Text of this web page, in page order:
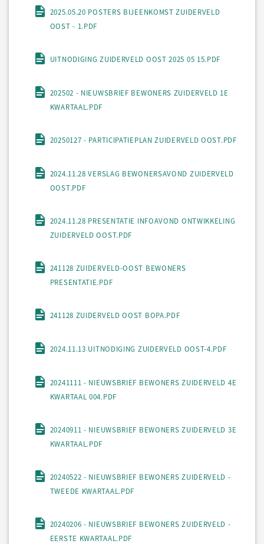
2025.05.20 POSTERS BIJEENKOMST ZUIDERVELD
OOST - 1.PDF
UITNODIGING ZUIDERVELD OOST 2025 05 15.PDF
202502 - NIEUWSBRIEF BEWONERS ZUIDERVELD 1E
KWARTAAL.PDF
20250127 - PARTICIPATIEPLAN ZUIDERVELD OOST.PDF
2024.11.28 VERSLAG BEWONERSAVOND ZUIDERVELD
OOST.PDF
2024.11.28 PRESENTATIE INFOAVOND ONTWIKKELING
ZUIDERVELD OOST.PDF
241128 ZUIDERVELD-OOST BEWONERS
PRESENTATIE.PDF
241128 ZUIDERVELD OOST BOPA.PDF
2024.11.13 UITNODIGING ZUIDERVELD OOST-4.PDF
20241111 - NIEUWSBRIEF BEWONERS ZUIDERVELD 4E
KWARTAAL 004.PDF
20240911 - NIEUWSBRIEF BEWONERS ZUIDERVELD 3E
KWARTAAL.PDF
20240522 - NIEUWSBRIEF BEWONERS ZUIDERVELD -
TWEEDE KWARTAAL.PDF
20240206 - NIEUWSBRIEF BEWONERS ZUIDERVELD -
EERSTE KWARTAAL.PDF